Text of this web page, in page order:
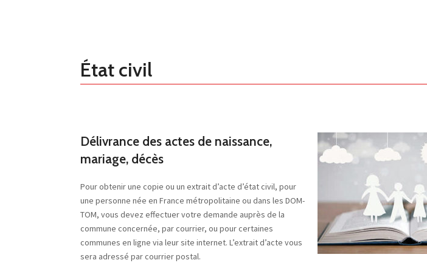
État civil
Délivrance des actes de naissance,
mariage, décès
Pour obtenir une copie ou un extrait d’acte d’état civil, pour
une personne née en France métropolitaine ou dans les DOM-
TOM, vous devez effectuer votre demande auprès de la
commune concernée, par courrier, ou pour certaines
communes en ligne via leur site internet. L’extrait d’acte vous
sera adressé par courrier postal.